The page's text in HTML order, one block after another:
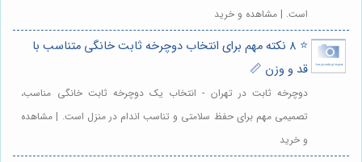
است. | مشاهده و خرید
⭐️ 8 نکته مهم برای انتخاب دوچرخه ثابت خانگی متناسب با
قد و وزن 📏
دوچرخه ثابت در تهران - انتخاب یک دوچرخه ثابت خانگی مناسب،
تصمیمی مهم برای حفظ سلامتی و تناسب اندام در منزل است. | مشاهده
و خرید